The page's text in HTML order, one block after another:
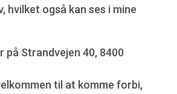
hvilket også kan ses i mine
på Strandvejen 40, 8400
til at komme forbi,